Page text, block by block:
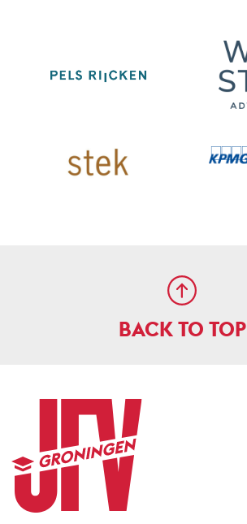
BACK TO TOP